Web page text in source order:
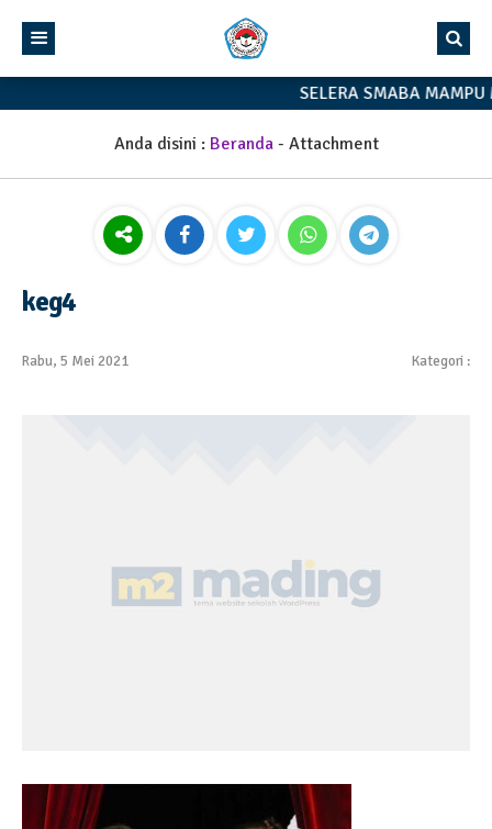
SELERA SMABA MAMPU
Anda disini : Beranda- Attachment
keg4
Rabu, 5 Mei 2021 Kategori :